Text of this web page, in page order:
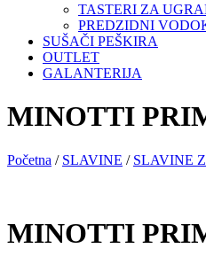
TASTERI ZA
PREDZIDNI
SUŠAČI PEŠKIRA
OUTLET
GALANTERIJA
MINOTTI
Početna / SLAVINE / SLAVINE
MINOTTI